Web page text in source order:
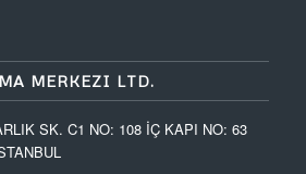
MERKEZI LTD.
SK. C1 NO: 108 İÇ KAPI NO: 63